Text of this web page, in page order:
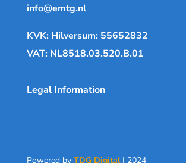
info@emtg.nl
KVK: Hilversum: 55652832
VAT: NL8518.03.520.B.01
Legal Information
Powered by TDG Digital| 2024